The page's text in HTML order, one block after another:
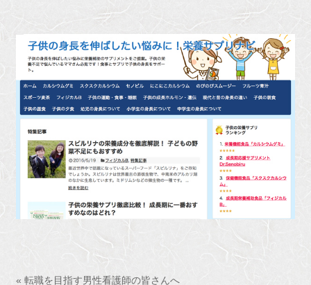
« 転職を目指す男性看護師の皆さんへ